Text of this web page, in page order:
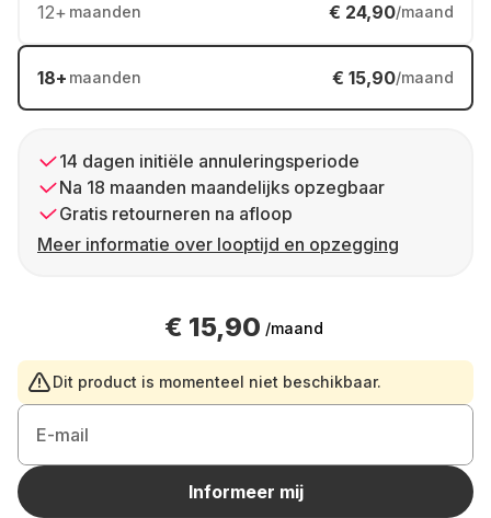
12+ maanden € 24,90/maand
18+ maanden € 15,90/maand
14 dagen initiële annuleringsperiode
Na 18 maanden maandelijks opzegbaar
Gratis retourneren na afloop
Meer informatie over looptijd en opzegging
€ 15,90 /maand
Dit product is momenteel niet beschikbaar.
E-mail
Informeer mij